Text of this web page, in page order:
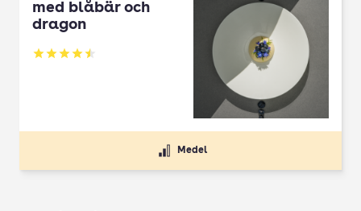
med blåbär och
dragon
Betyg: 4.5 av 5
Medel